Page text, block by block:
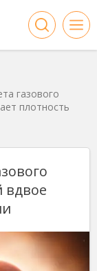
газового
плотность
вдвое